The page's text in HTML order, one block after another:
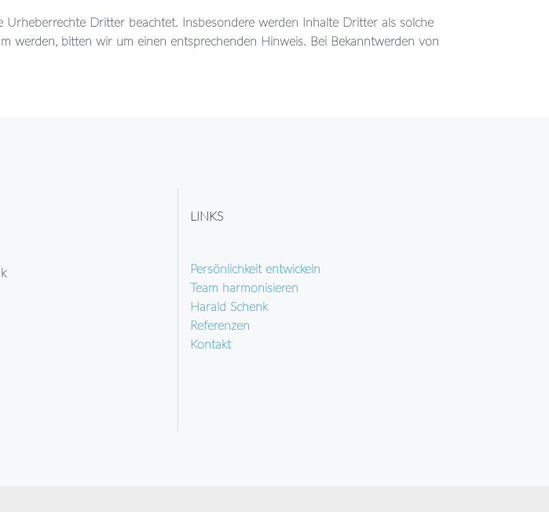
Dritter beachtet. Insbesondere werden Inhalte Dritter als solche
werden, bitten wir um einen entsprechenden Hinweis. Bei Bekanntwerden von
LINKS
Persönlichkeit entwickeln
Team harmonisieren
Harald Schenk
Referenzen
Kontakt